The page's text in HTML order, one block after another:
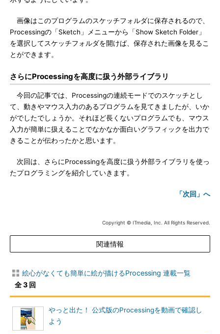
画像はこのプログラムのスケッチフォルダに保存されるので、
Processingの「Sketch」メニューから「Show Sketch Folder」
を選択してスケッチフォルダを開けば、保存された画像を見るこ
とができます。
さらにProcessingを高度に扱う外部ライブラリ
今回の記事では、Processingの連続モードでのスケッチとし
て、動きやマウス入力のあるプログラムを見てきましたが、いか
がでしたでしょうか。それほど長くないプログラムでも、マウス
入力が簡単に扱えることでなかなか面白いグラフィックを出力で
きることが伝わったかと思います。
次回は、さらにProcessingを高度に扱う外部ライブラリを使っ
たプログラミングを紹介していきます。
「次回」へ
Copyright © ITmedia, Inc. All Rights Reserved.
関連情報
絵心がなくても簡単に絵が描けるProcessing 連載一覧
全 3 回
やっと出た！ 公式版のProcessingを動画で確認し
よう